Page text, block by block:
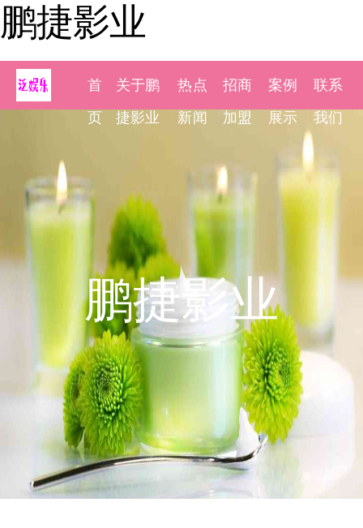
鹏捷影业
首
页
关于鹏
捷影业
热点
新闻
招商
加盟
案例
展示
联系
我们
鹏捷影业